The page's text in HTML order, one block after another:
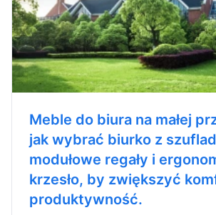
Meble do biura na małej
jak wybrać biurko z
modułowe regały i
krzesło, by zwiększyć
produktywność.